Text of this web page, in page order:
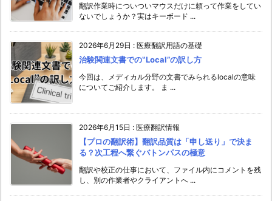
翻訳作業時についついマウスだけに頼って作業をしてい
ないでしょうか？実はキーボード ...
2026年6月29日 : 医療翻訳用語の基礎
治験関連文書での‟Local”の訳し方
今回は、メディカル分野の文書でみられるlocalの意味
についてご紹介します。 ま ...
2026年6月15日 : 医療翻訳情報
【プロの翻訳術】翻訳品質は「申し送り」で決ま
る？次工程へ繋ぐバトンパスの極意
翻訳や校正の仕事において、ファイル内にコメントを残
し、別の作業者やクライアントへ ...